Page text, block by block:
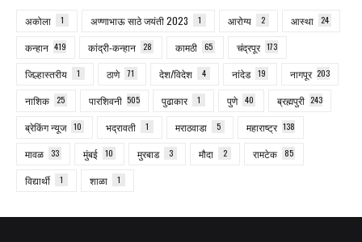
अकोला 1 अण्णाभाऊ साठे जयंती 2023 1 आरोग्य 2 आस्था 24
कन्हान 419 कांद्री-कन्हान 28 कामठी 65 चंद्रपूर 173
जिल्हास्तरीय 1 ठाणे 71 देश/विदेश 4 नांदेड 19 नागपूर 203
नाशिक 25 पारशिवनी 505 पुढाकार 1 पुणे 40 ब्रह्मपुरी 243
ब्रेकिंग न्यूज 10 भद्रावती 1 मराठवाडा 5 महाराष्ट्र 138
मावळ 33 मुंबई 10 मुरबाड 3 मौदा 2 रामटेक 85
विद्यार्थी 1 शाळा 1